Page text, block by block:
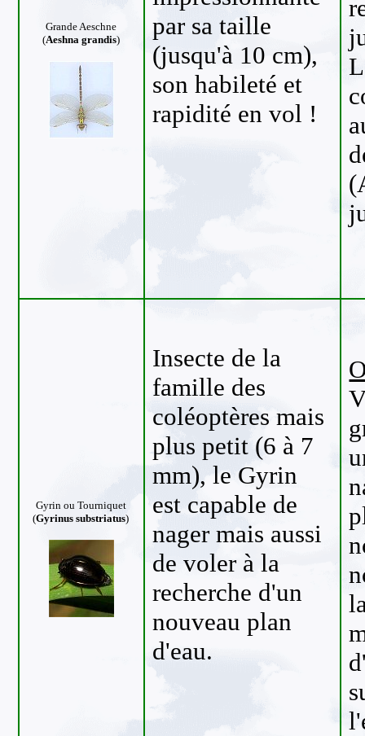
Grande Aeschne
(Aeshna grandis)
par sa taille
(jusqu'à 10 cm),
son habileté et
rapidité en vol !
Gyrin ou Tourniquet
(Gyrinus substriatus)
Insecte de la
famille des
coléoptères mais
plus petit (6 à 7
mm), le Gyrin
est capable de
nager mais aussi
de voler à la
recherche d'un
nouveau plan
d'eau.